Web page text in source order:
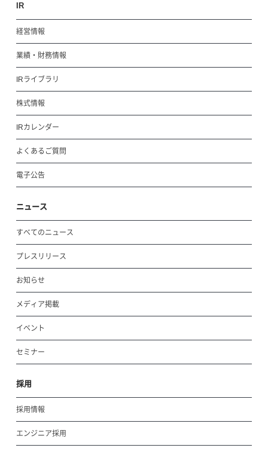
IR
経営情報
業績・財務情報
IRライブラリ
株式情報
IRカレンダー
よくあるご質問
電子公告
ニュース
すべてのニュース
プレスリリース
お知らせ
メディア掲載
イベント
セミナー
採用
採用情報
エンジニア採用